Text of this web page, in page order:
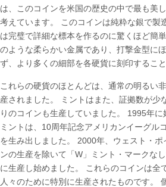
は、このコインを米国の歴史の中で最も美
考えています。 このコインは純粋な銀で製
は完璧で詳細な標本を作るのに驚くほど簡
のような柔らかい金属であり、打撃金型に
ず、より多くの細部を各硬貨に刻印するこ
これらの硬貨のほとんどは、通常の明るい
産されました。 ミントはまた、証拠数が少
りのコインも生産していました。 1995年
ミントは、10周年記念アメリカンイーグル
を生み出しました。 2000年、ウェスト・
ンの生産を除いて「W」ミント・マークな
に生産し始めました。 これらのコインは全
人々のために特別に生産されたものです。